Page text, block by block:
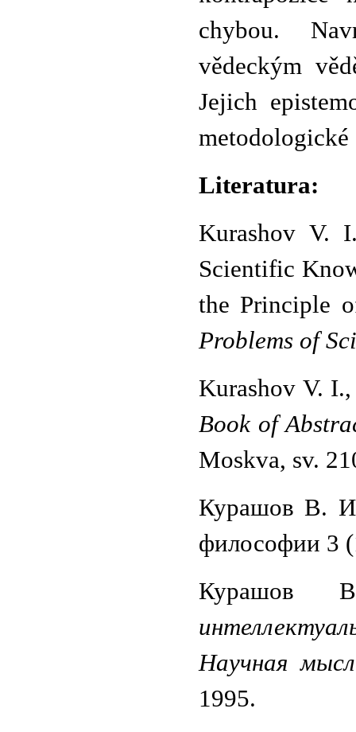
chybou.
vědeckým
Jejich
metodologické
Literatura:
Kurashov V.
Scientific
the Principle
Problems of
Kurashov V.
Book of
Moskva, sv.
Курашов В.
философии 3
Научная
1995.